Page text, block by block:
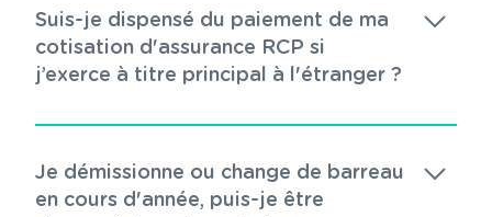
Suis-je dispensé du paiement de ma
cotisation d'assurance RCP si
j’exerce à titre principal à l'étranger ?
Je démissionne ou change de barreau
en cours d'année, puis-je être